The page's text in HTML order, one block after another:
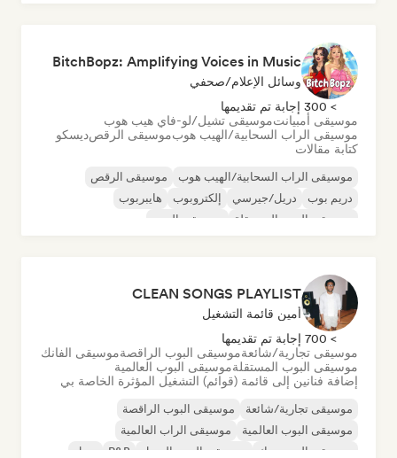
BitchBopz: Amplifying Voices in Music
وسائل الإعلام/صحفي
> 300 إجابة تم تقديمها
موسيقى أمبيانتموسيقى تشيل/لو-فاي هيب هوب
موسيقى الراب السحابية/الهيب هوبموسيقى الرقصديسكو
كتابة مقالات
موسيقى الراب السحابية/الهيب هوب
موسيقى الرقص
دريم بوب
دريل/جيرسي إلكتروبوب
هايبربوب
موسيقى البوب المستقلة
موسيقى البوب
CLEAN SONGS PLAYLIST
أمين قائمة التشغيل
> 700 إجابة تم تقديمها
موسيقى تجارية/شائعةموسيقى البوب الراقصةموسيقى الفانك
موسيقى البوب المستقلةموسيقى البوب العالمية
إضافة فنانين إلى قائمة (قوائم) التشغيل المؤثرة الخاصة بي
موسيقى تجارية/شائعة
موسيقى البوب الراقصة
موسيقى البوب العالمية
موسيقى الراب العالمية
موسيقى البوب روك
موسيقى البوب السول R&B سول